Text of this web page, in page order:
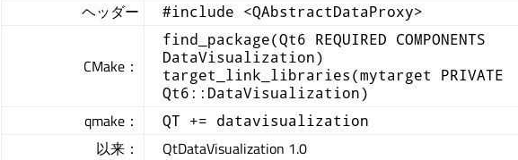
ヘッダー #include <QAbstractDataProxy>
CMake：
find_package(Qt6 REQUIRED COMPONENTS
DataVisualization)
target_link_libraries(mytarget PRIVATE
Qt6::DataVisualization)
qmake： QT += datavisualization
以来：
QtDataVisualization 1.0